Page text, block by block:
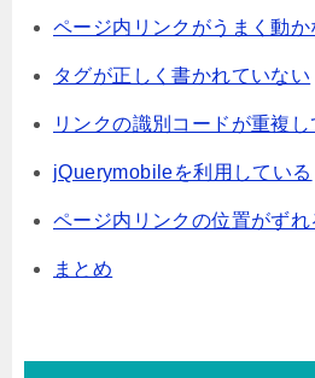
ページ内リンクがうまく動
タグが正しく書かれていない
リンクの識別コードが重複し
jQuerymobileを利用している
ページ内リンクの位置がず
まとめ